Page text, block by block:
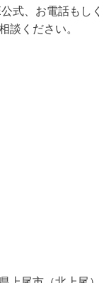
公式、お電話もし
談ください。